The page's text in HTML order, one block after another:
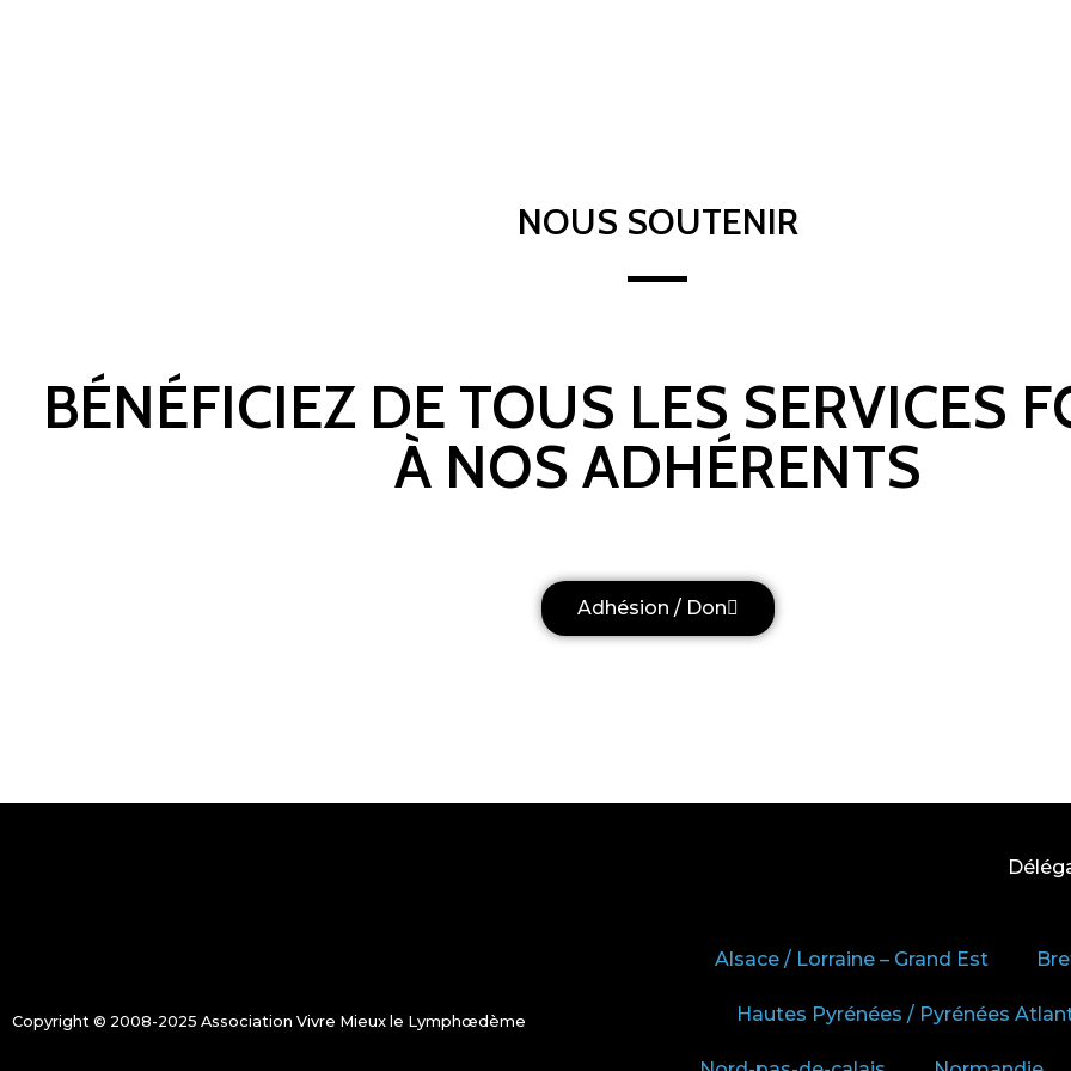
NOUS SOUTENIR
BÉNÉFICIEZ DE TOUS LES SERVICES
À NOS ADHÉRENTS
Adhésion / Don
Copyright © 2008-2025 Association Vivre Mieux le Lymphœdème
Alsace / Lorraine – Grand Est
Hautes Pyrénées / Pyrénées